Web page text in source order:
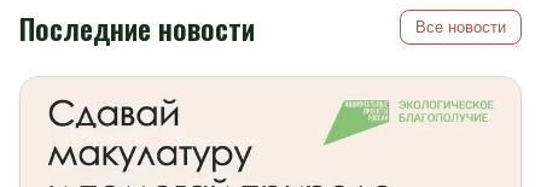
Последние новости Все новости